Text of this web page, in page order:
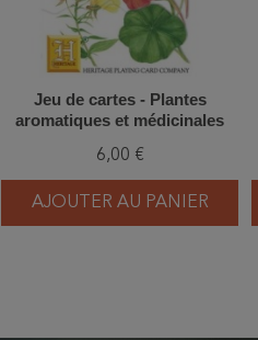
Jeu de cartes - Plantes
aromatiques et médicinales
6,00 €
AJOUTER AU PANIER